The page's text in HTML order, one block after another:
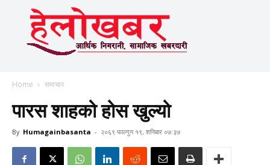
Home समाचार
पारस शाहको होस खुल्यो
By Humagainbasanta - २०६९ फाल्गुन १९, शनिबार ०७:३७